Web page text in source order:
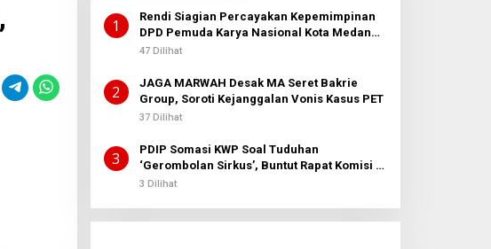
1
Rendi Siagian Percayakan Kepemimpinan
DPD Pemuda Karya Nasional Kota Medan
kepada Josef Sembiring
47 Dilihat
2
JAGA MARWAH Desak MA Seret Bakrie
Group, Soroti Kejanggalan Vonis Kasus PET
37 Dilihat
3
PDIP Somasi KWP Soal Tuduhan
‘Gerombolan Sirkus’, Buntut Rapat Komisi II
Dipimpin Sufmi Dasco Ahmad
3 Dilihat